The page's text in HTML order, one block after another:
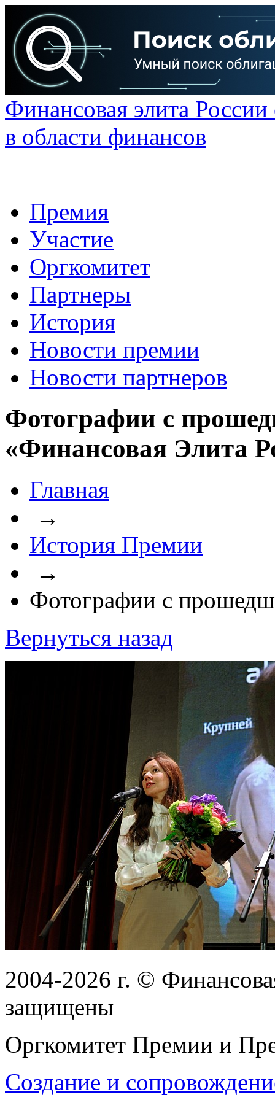
Финансовая элита
в области финансов
Премия
Участие
Оргкомитет
Партнеры
История
Новости премии
Новости партнеров
Фотографии с
«Финансовая Элита
Главная
→
История Премии
→
Фотографии с
Вернуться назад
2004-2026 г. ©
защищены
Оргкомитет Премии и
Создание и